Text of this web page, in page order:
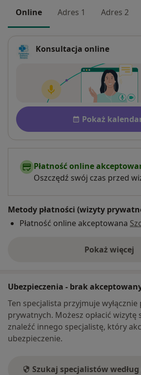
Online Adres 1 Adres 2
Konsultacja online
Dostępność
Pokaż
Płatność online
Oszczędź swój czas przed
Metody płatności (wizyty
Płatność online akceptowana
Pokaż więcej
o adresie
Ubezpieczenia - brak
Ten specjalista przyjmuje
prywatnych. Możesz opłacić wizytę
znaleźć innego specjalistę, który
ubezpieczenie.
Szukaj specjalistów